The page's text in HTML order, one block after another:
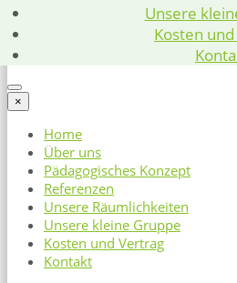
Unsere
Kosten
×
Home
Über uns
Pädagogisches Konzept
Referenzen
Unsere Räumlichkeiten
Unsere kleine Gruppe
Kosten und Vertrag
Kontakt